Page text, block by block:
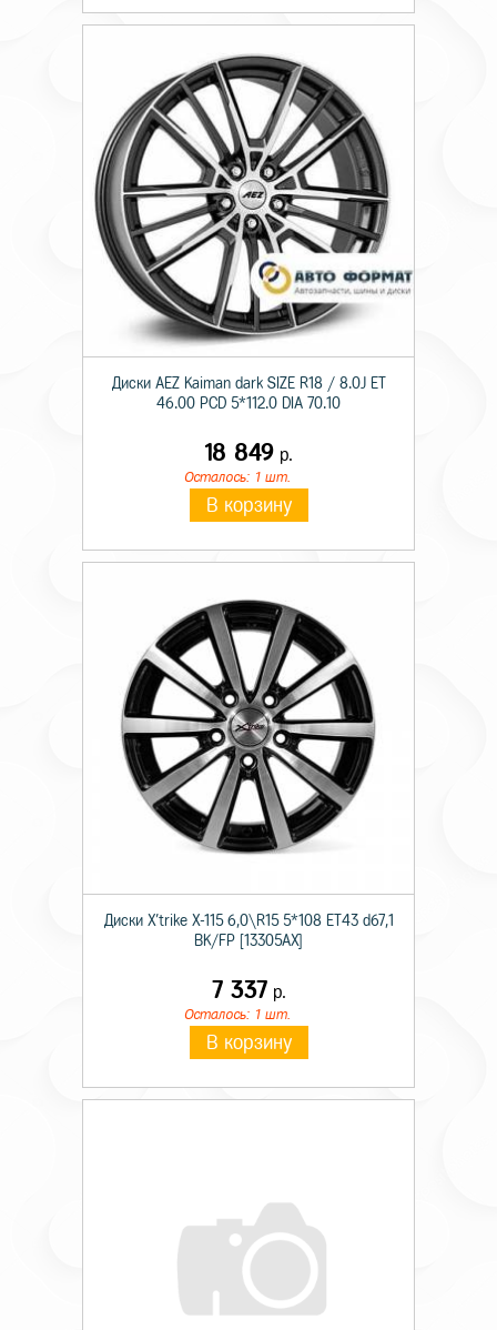
Диски AEZ Kaiman dark SIZE R18 / 8.0J ET
46.00 PCD 5*112.0 DIA 70.10
18 849 р.
Осталось: 1 шт.
В корзину
Диски X'trike X-115 6,0\R15 5*108 ET43 d67,1
BK/FP [13305AX]
7 337 р.
Осталось: 1 шт.
В корзину